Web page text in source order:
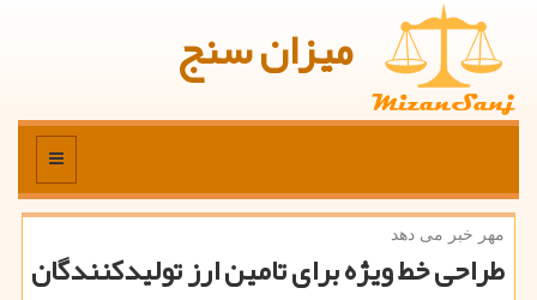
میزان سنج
منو
مهر خبر می دهد
طراحی خط ویژه برای تامین ارز تولیدكنندگان